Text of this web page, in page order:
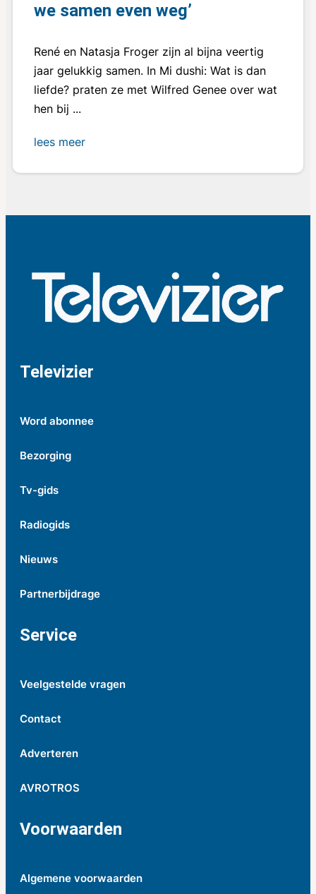
we samen even weg’
René en Natasja Froger zijn al bijna veertig
jaar gelukkig samen. In Mi dushi: Wat is dan
liefde? praten ze met Wilfred Genee over wat
hen bij ...
lees meer
Televizier
Word abonnee
Bezorging
Tv-gids
Radiogids
Nieuws
Partnerbijdrage
Service
Veelgestelde vragen
Contact
Adverteren
AVROTROS
Voorwaarden
Algemene voorwaarden